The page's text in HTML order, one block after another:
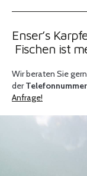
Enser’s
Fischen ist
Wir beraten Sie
der
Anfrage!